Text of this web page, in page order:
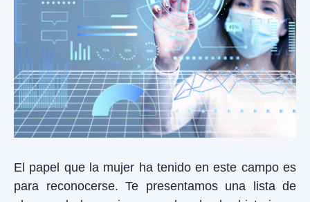
El papel que la mujer ha tenido en este campo es
para reconocerse. Te presentamos una lista de